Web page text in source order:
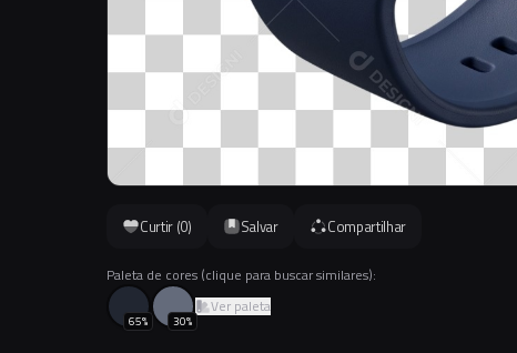
Curtir (0) Salvar Compartilhar
Paleta de cores (clique para buscar similares):
65% 30%
Ver paleta